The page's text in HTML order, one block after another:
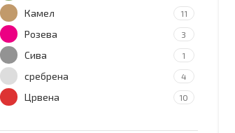
Камел 11
Розева 3
Сива 1
сребрена 4
Црвена 10